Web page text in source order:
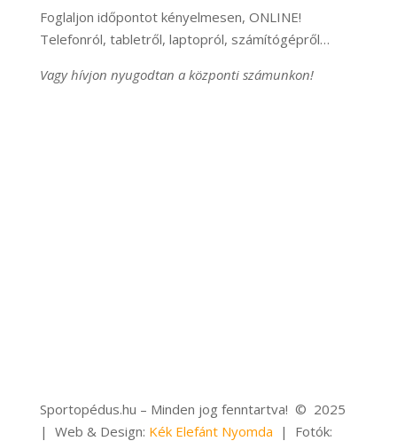
Foglaljon időpontot kényelmesen, ONLINE!
Telefonról, tabletről, laptopról, számítógépről…
Vagy hívjon nyugodtan a központi számunkon!
Sportopédus.hu – Minden jog fenntartva! © 2025
| Web & Design: Kék Elefánt Nyomda | Fotók: